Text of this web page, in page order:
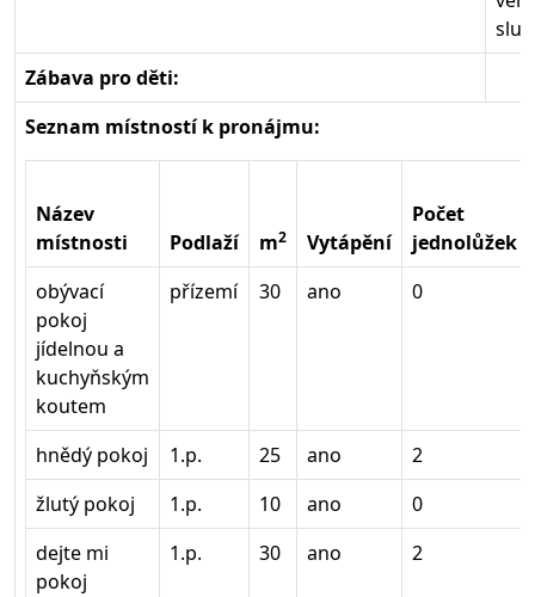
Zábava pro děti:
Seznam místností k pronájmu:
Název
místnosti
Podlaží m2 Vytápění
Počet
jednolůžek
obývací
pokoj
jídelnou a
kuchyňským
koutem
přízemí 30 ano 0
hnědý pokoj 1.p. 25 ano
2
žlutý pokoj
1.p. 10 ano
0
dejte mi
pokoj
1.p. 30 ano 2